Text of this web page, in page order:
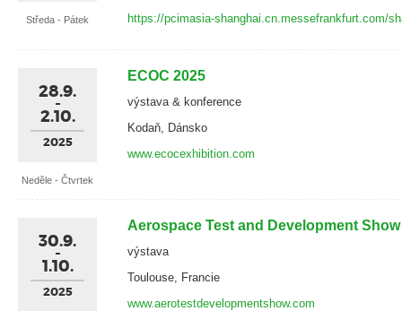
Středa - Pátek
https://pcimasia-shanghai.cn.messefrankfurt.com/
28.9.
2.10.
2025
Neděle - Čtvrtek
ECOC 2025
výstava & konference
Kodaň, Dánsko
www.ecocexhibition.com
30.9.
1.10.
2025
Aerospace Test and Development Show
výstava
Toulouse, Francie
www.aerotestdevelopmentshow.com